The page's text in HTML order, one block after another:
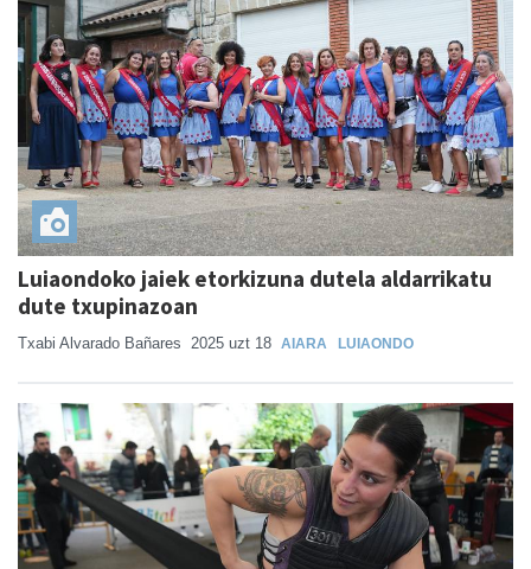
Luiaondoko jaiek etorkizuna dutela aldarrikatu
dute txupinazoan
Txabi Alvarado Bañares 2025 uzt 18 AIARA LUIAONDO